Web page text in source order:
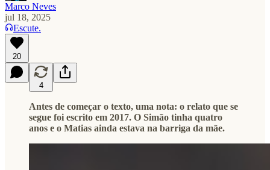
Marco Neves
jul 18, 2025
Escute.
20
4
Antes de começar o texto, uma nota: o relato que se
segue foi escrito em 2017. O Simão tinha quatro
anos e o Matias ainda estava na barriga da mãe.